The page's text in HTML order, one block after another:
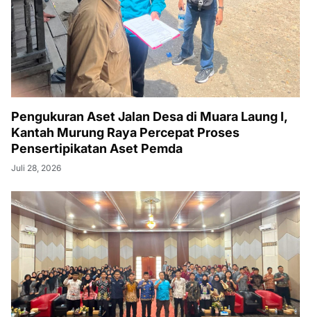
Pengukuran Aset Jalan Desa di Muara Laung I,
Kantah Murung Raya Percepat Proses
Pensertipikatan Aset Pemda
Juli 28, 2026